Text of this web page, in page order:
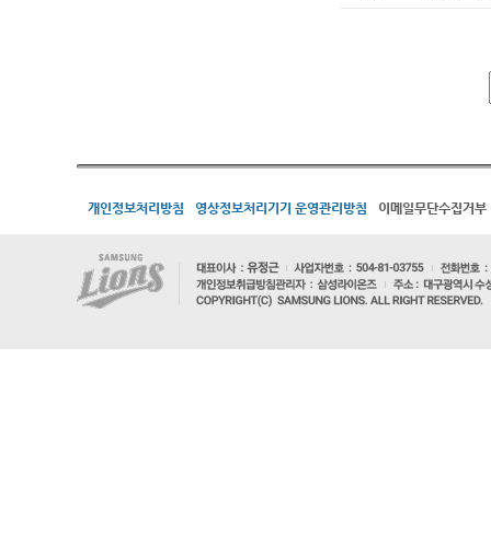
개인정보처리방침 영상정보처리기기 운영관리방침 이메일무단수집거부